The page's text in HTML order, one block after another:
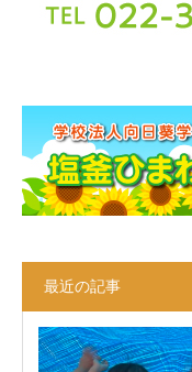
最近の記事